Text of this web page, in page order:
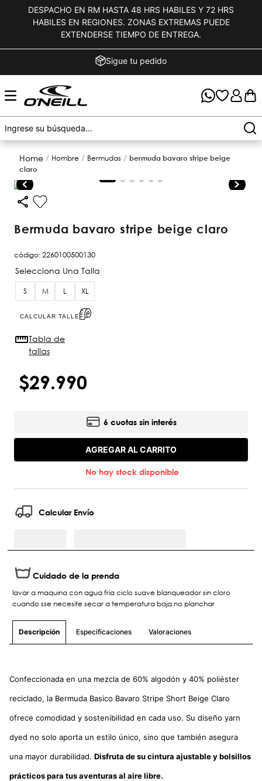
DESPACHO EN RM HASTA 48 HRS HABILES Y 72 HRS
HABILES EN REGIONES. ZONAS EXTREMAS PUEDE
EXTENDERSE TIEMPO DE ENTREGA.
Sigue tu pedido
hombre bermudas
bermuda bavaro stripe beige
claro
bermuda bavaro stripe beige claro
código:2260100500130
S M L XL
CALCULAR TALLE
Tabla de
tallas
$29.990
6 cuotas sin interés
AGREGAR AL CARRITO
No hay stock disponible
Calcular Envío
Cuidado de la prenda
lavar a maquina con agua fria ciclo suave blanqueador sin cloro
cuando sse necesite secar a temperatura baja no planchar
Descripción Especificaciones Valoraciones
Confeccionada en una mezcla de 60% algodón y 40% poliéster
reciclado, la Bermuda Basico Bavaro Stripe Short Beige Claro
ofrece comodidad y sostenibilidad en cada uso. Su diseño yarn
dyed no solo aporta un estilo único, sino que también asegura
una mayor durabilidad. Disfruta de su cintura ajustable y bolsillos
prácticos para tus aventuras al aire libre.